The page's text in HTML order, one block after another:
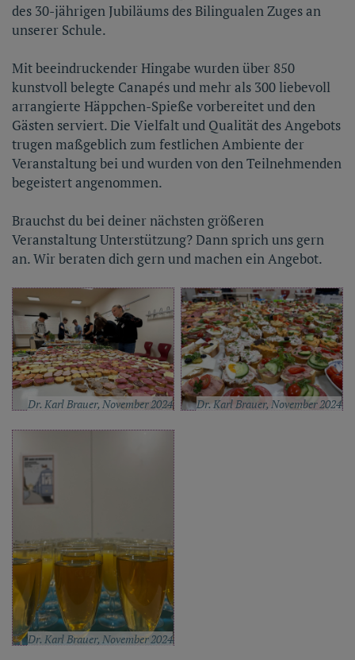
des 30-jährigen Jubiläums des Bilingualen Zuges an
unserer Schule.
Mit beeindruckender Hingabe wurden über 850
kunstvoll belegte Canapés und mehr als 300 liebevoll
arrangierte Häppchen-Spieße vorbereitet und den
Gästen serviert. Die Vielfalt und Qualität des Angebots
trugen maßgeblich zum festlichen Ambiente der
Veranstaltung bei und wurden von den Teilnehmenden
begeistert angenommen.
Brauchst du bei deiner nächsten größeren
Veranstaltung Unterstützung? Dann sprich uns gern
an. Wir beraten dich gern und machen ein Angebot.
Dr. Karl Brauer, November 2024 Dr. Karl Brauer, November 2024
Dr. Karl Brauer, November 2024